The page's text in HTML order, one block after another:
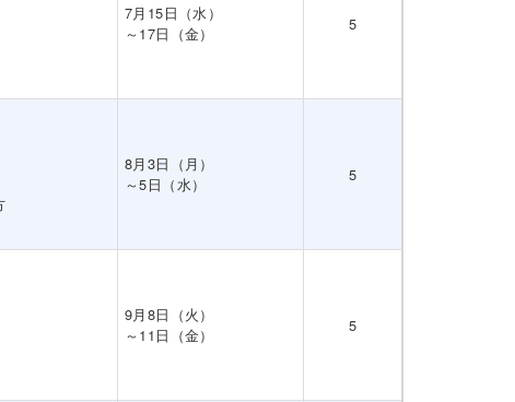
7月15日（水）
～17日（金）
5
8月3日（月）
～5日（水）
5
9月8日（火）
～11日（金）
5